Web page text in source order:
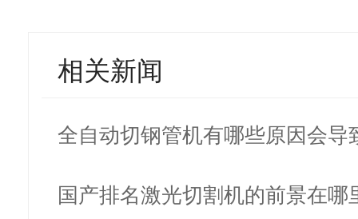
相关新闻
全自动切钢管机有哪些原因会导
割机…
国产排名激光切割机的前景在哪